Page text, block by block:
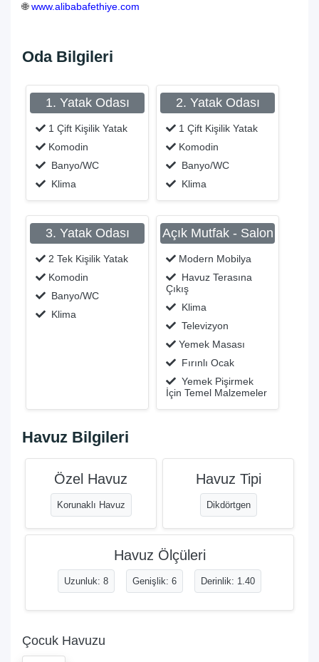
🌐www.alibabafethiye.com
Oda Bilgileri
1. Yatak Odası
1 Çift Kişilik Yatak
Komodin
Banyo/WC
Klima
2. Yatak Odası
1 Çift Kişilik Yatak
Komodin
Banyo/WC
Klima
3. Yatak Odası
2 Tek Kişilik Yatak
Komodin
Banyo/WC
Klima
Açık Mutfak - Salon
Modern Mobilya
Havuz Terasına
Çıkış
Klima
Televizyon
Yemek Masası
Fırınlı Ocak
Yemek Pişirmek
İçin Temel Malzemeler
Havuz Bilgileri
Özel Havuz
Korunaklı Havuz
Havuz Tipi
Dikdörtgen
Havuz Ölçüleri
Uzunluk: 8 Genişlik: 6 Derinlik: 1.40
Çocuk Havuzu